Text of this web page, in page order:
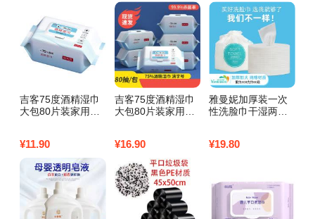
吉客75度酒精湿巾
大包80片装家用一
¥11.90
吉客75度酒精湿巾
大包80片装家用一
¥16.90
雅曼妮加厚装一次
性洗脸巾干湿两用
¥19.80